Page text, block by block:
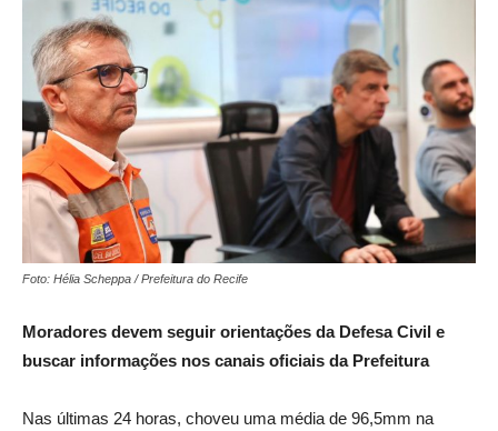
Foto: Hélia Scheppa / Prefeitura do Recife
Moradores devem seguir orientações da Defesa Civil e
buscar informações nos canais oficiais da Prefeitura
Nas últimas 24 horas, choveu uma média de 96,5mm na